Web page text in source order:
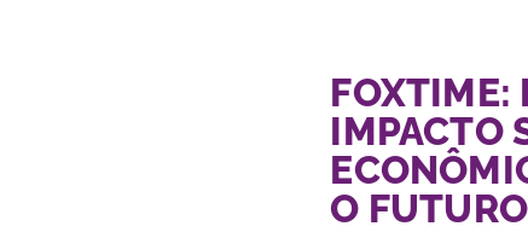
FOXTIME:
IMPACTO
O FUTURO